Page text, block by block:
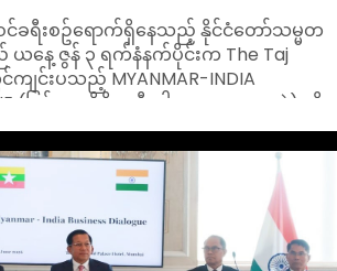
င်ခရီးစဥ်ရောက်ရှိနေသည့် နိုင်ငံတော်သမ္မတ
နေ့ ဇွန် ၃ ရက်နံနက်ပိုင်းက The Taj
ကျင်းပသည့် MYANMAR-INDIA
(မြန်မာ-အိန္ဒိယ စီးပွါးရေး ဆွေးနွေးပွဲ) သို့
ောကြားပြီး မွမ်ဘိုင်းမြို့ရှိ မြန်မာ-အိန္ဒိယ
ပ်ငန်းရှင်များကိုတွေ့ဆုံခဲ့သည်။